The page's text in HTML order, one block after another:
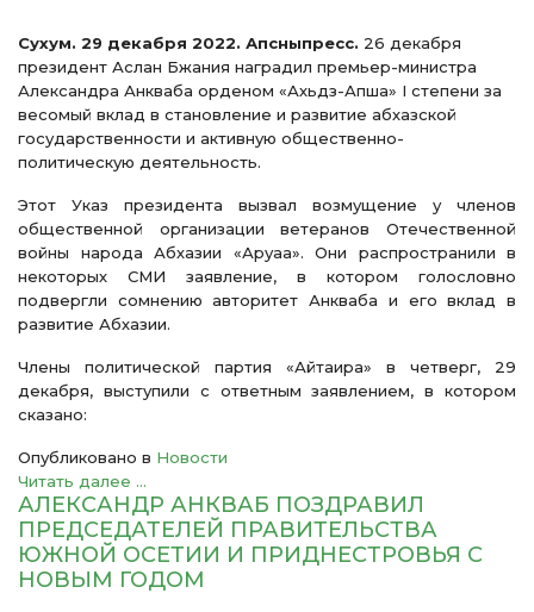
Сухум. 29 декабря 2022. Апсныпресс. 26 декабря
президент Аслан Бжания наградил премьер-министра
Александра Анкваба орденом «Ахьдз-Апша» I степени за
весомый вклад в становление и развитие абхазской
государственности и активную общественно-
политическую деятельность.
Этот Указ президента вызвал возмущение у членов
общественной организации ветеранов Отечественной
войны народа Абхазии «Аруаа». Они распространили в
некоторых СМИ заявление, в котором голословно
подвергли сомнению авторитет Анкваба и его вклад в
развитие Абхазии.
Члены политической партия «Айтаира» в четверг, 29
декабря, выступили с ответным заявлением, в котором
сказано:
Опубликовано в Новости
Читать далее ...
АЛЕКСАНДР АНКВАБ ПОЗДРАВИЛ
ПРЕДСЕДАТЕЛЕЙ ПРАВИТЕЛЬСТВА
ЮЖНОЙ ОСЕТИИ И ПРИДНЕСТРОВЬЯ С
НОВЫМ ГОДОМ